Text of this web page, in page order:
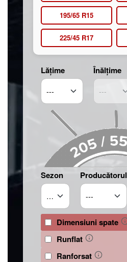
195/65 R15
225/45 R17
Lățime Înălțime
Sezon Producătorul
Dimensiuni spate
Runflat
Ranforsat